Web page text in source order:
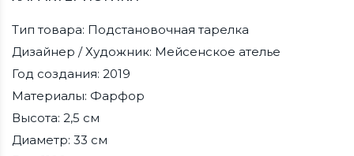
Тип товара: Подстановочная тарелка
Дизайнер / Художник: Мейсенское ателье
Год создания: 2019
Материалы: Фарфор
Высота: 2,5 см
Диаметр: 33 см